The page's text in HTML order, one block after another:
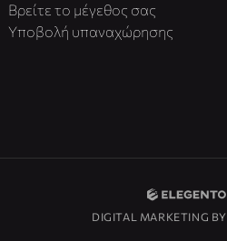
Βρείτε το μέγεθος σας
Υποβολή υπαναχώρησης
DIGITAL MARKETING BY